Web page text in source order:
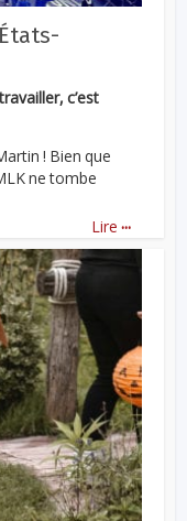
c’est
! Bien que
ne tombe
Lire ...